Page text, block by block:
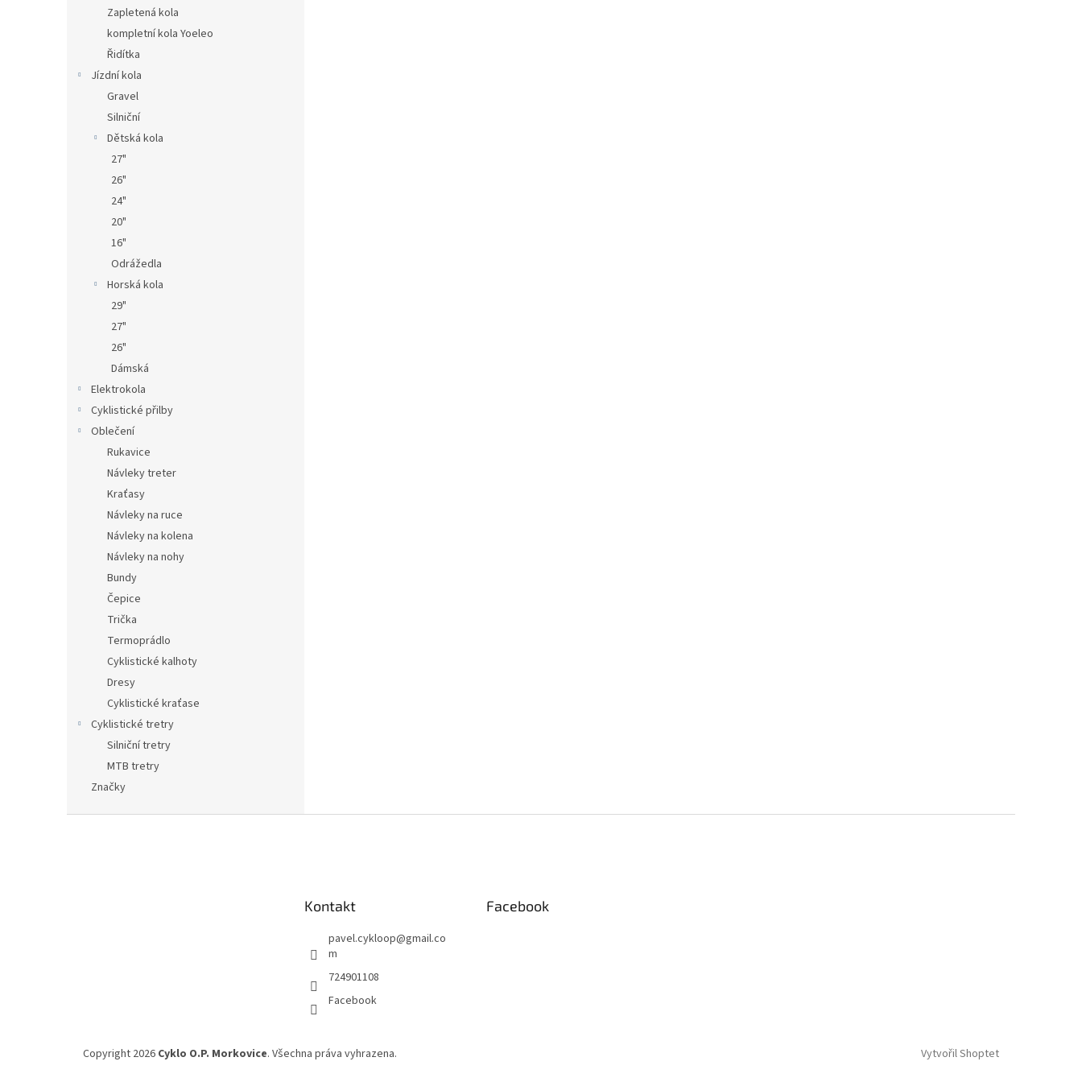
Zapletená kola
kompletní kola Yoeleo
Řidítka
Jízdní kola
Gravel
Silniční
Dětská kola
27"
26"
24"
20"
16"
Odrážedla
Horská kola
29"
27"
26"
Dámská
Elektrokola
Cyklistické přilby
Oblečení
Rukavice
Návleky treter
Kraťasy
Návleky na ruce
Návleky na kolena
Návleky na nohy
Bundy
Čepice
Trička
Termoprádlo
Cyklistické kalhoty
Dresy
Cyklistické kraťase
Cyklistické tretry
Silniční tretry
MTB tretry
Značky
Kontakt
pavel.cykloop@gmail.co
m
724901108
Facebook
Facebook
Vytvořil Shoptet
Copyright 2026 Cyklo O.P. Morkovice. Všechna práva vyhrazena.